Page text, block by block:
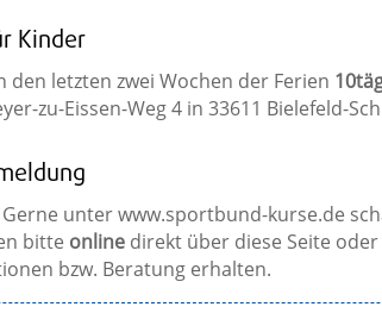
Kinder
den letzten zwei Wochen der Ferien
zu-Eissen-Weg 4 in 33611 Bielefeld-
unter www.sportbund-kurse.de
bitte onlinedirekt über diese Seite
bzw. Beratung erhalten.